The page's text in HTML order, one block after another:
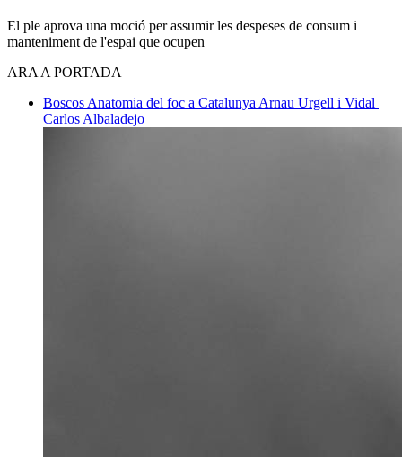
El ple aprova una moció per assumir les despeses de consum i
manteniment de l'espai que ocupen
ARA A PORTADA
Boscos Anatomia del foc a Catalunya Arnau Urgell i Vidal |
Carlos Albaladejo